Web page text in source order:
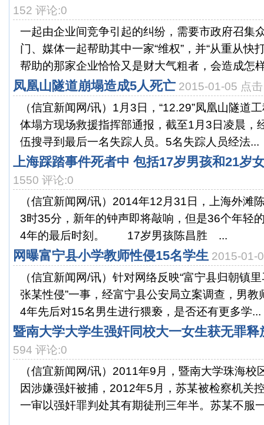
152 评论:0
一起由企业间竞争引起的纠纷，需要市政府召集
门、媒体一起帮助其中一家“维权”，并“从重从快
帮助的那家企业恰恰又是财大气粗者，会造成怎
凤凰山隧道崩塌造成5人死亡 2015-01-05 点
（信宜新闻网/讯）1月3日，“12.29”凤凰山隧道
体塌方现场救援指挥部通报，截至1月3日凌晨，
伍搜寻到最后一名失踪人员。5名失踪人员经法...
上海踩踏事件死者中 包括17岁男孩和21岁
1550 评论:0
（信宜新闻网/讯）2014年12月31日，上海外滩
3时35分，新年的钟声即将敲响，但是36个年轻
4年的最后时刻。 17岁男孩陈昌胜 ...
网曝富宁县小学教师性侵15名学生 2015-01-
（信宜新闻网/讯）针对网络反映“富宁县归朝镇
张某性侵”一事，经富宁县公安局立案调查，男
4年先后对15名男生进行猥亵，是否还有更多学...
暨南大学大学生强奸同校大一女生获无罪释
594 评论:0
（信宜新闻网/讯）2011年9月，暨南大学珠海校
因涉嫌强奸被捕，2012年5月，苏某被检察机关
一审以强奸罪判处其有期徒刑三年半。苏某不服